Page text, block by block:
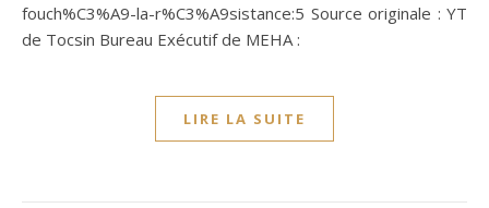
fouch%C3%A9-la-r%C3%A9sistance:5 Source originale : YT
de Tocsin Bureau Exécutif de MEHA :
LIRE LA SUITE